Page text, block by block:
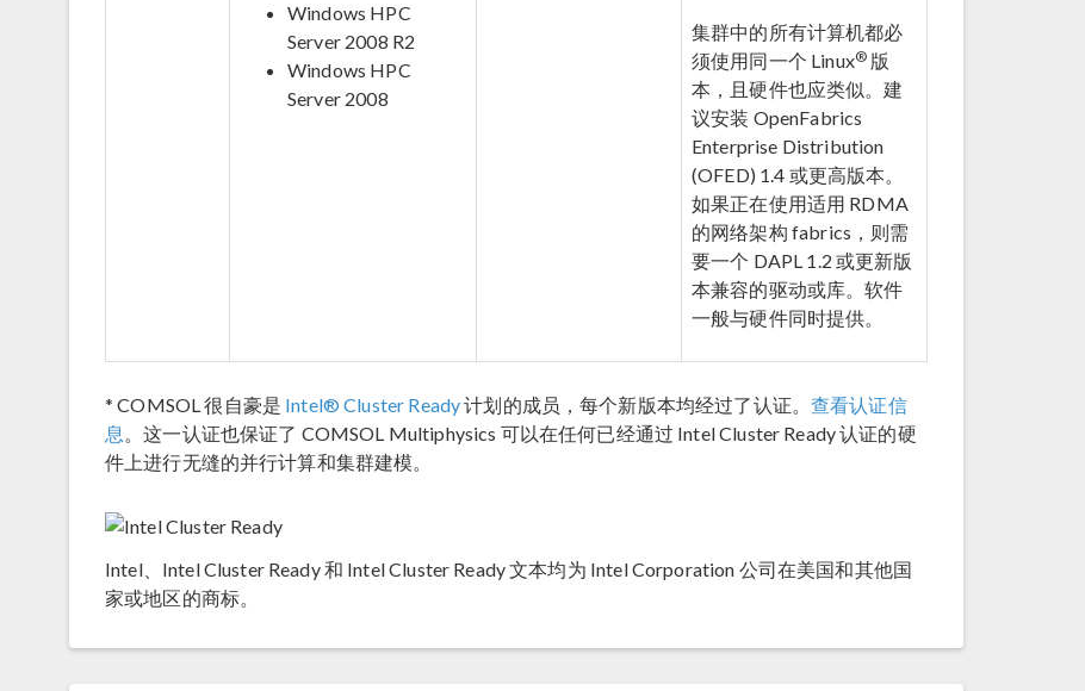
Windows HPC
Server 2008 R2
Windows HPC
Server 2008
集群中的所有计算机都必
须使用同一个 Linux®版
本，且硬件也应类似。建
议安装 OpenFabrics
Enterprise Distribution
(OFED) 1.4 或更高版本。
如果正在使用适用 RDMA
的网络架构 fabrics，则需
要一个 DAPL 1.2 或更新版
本兼容的驱动或库。软件
一般与硬件同时提供。
* COMSOL 很自豪是 Intel® Cluster Ready计划的成员，每个新版本均经过了认证。 查看认证信
息 。这一认证也保证了 COMSOL Multiphysics 可以在任何已经通过 Intel Cluster Ready 认证的硬
件上进行无缝的并行计算和集群建模。
Intel、Intel Cluster Ready 和 Intel Cluster Ready 文本均为 Intel Corporation 公司在美国和其他国
家或地区的商标。